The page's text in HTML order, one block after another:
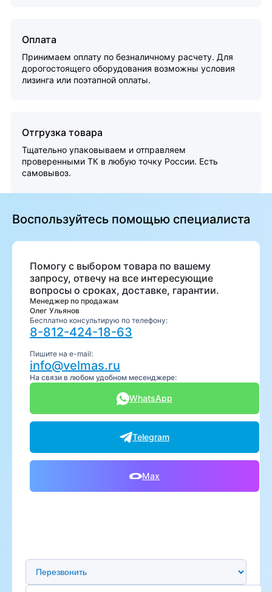
Оплата
Принимаем оплату по безналичному расчету. Для
дорогостоящего оборудования возможны условия
лизинга или поэтапной оплаты.
Отгрузка товара
Тщательно упаковываем и отправляем
проверенными ТК в любую точку России. Есть
самовывоз.
Воспользуйтесь помощью специалиста
Помогу с выбором товара по вашему
запросу, отвечу на все интересующие
вопросы о сроках, доставке, гарантии.
Менеджер по продажам
Олег Ульянов
Бесплатно консультирую по телефону:
8-812-424-18-63
Пишите на e-mail:
info@velmas.ru
На связи в любом удобном месенджере:
WhatsApp
Telegram
Max
Предпочтительный способ связи